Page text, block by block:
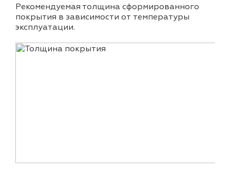
Рекомендуемая толщина сформированного
покрытия в зависимости от температуры
эксплуатации.